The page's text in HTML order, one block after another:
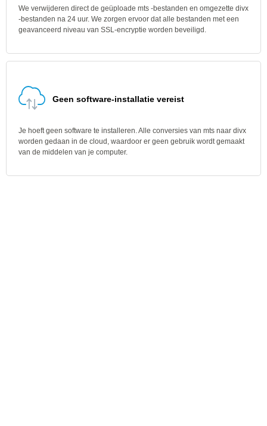
We verwijderen direct de geüploade mts -bestanden en omgezette divx
-bestanden na 24 uur. We zorgen ervoor dat alle bestanden met een
geavanceerd niveau van SSL-encryptie worden beveiligd.
Geen software-installatie vereist
Je hoeft geen software te installeren. Alle conversies van mts naar divx
worden gedaan in de cloud, waardoor er geen gebruik wordt gemaakt
van de middelen van je computer.